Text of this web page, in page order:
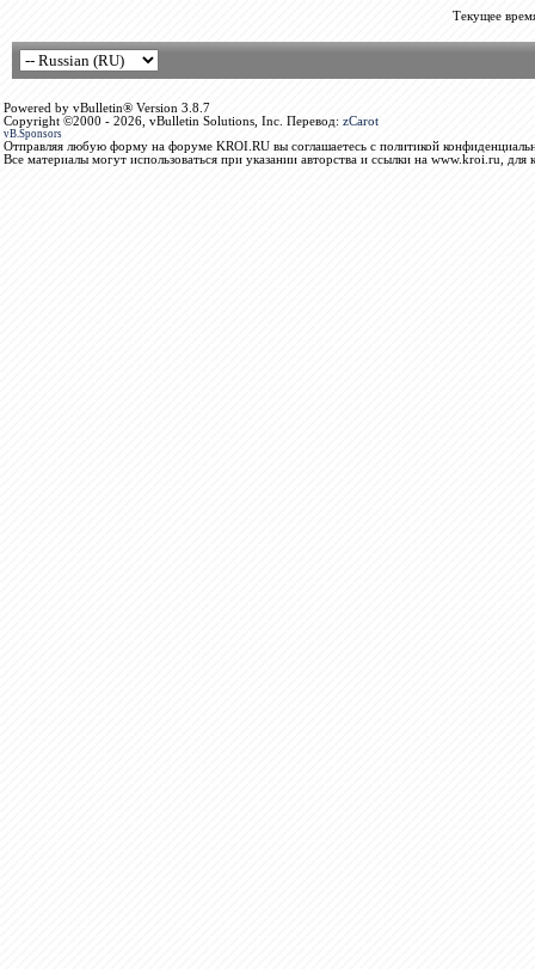
Текущее
Powered by vBulletin® Version 3.8.7
Copyright ©2000 - 2026, vBulletin Solutions, Inc. Перевод: zCarot
vB.Sponsors
Отправляя любую форму на форуме KROI.RU вы соглашаетесь с политикой
Все материалы могут использоваться при указании авторства и ссылки на www.kroi.ru, для